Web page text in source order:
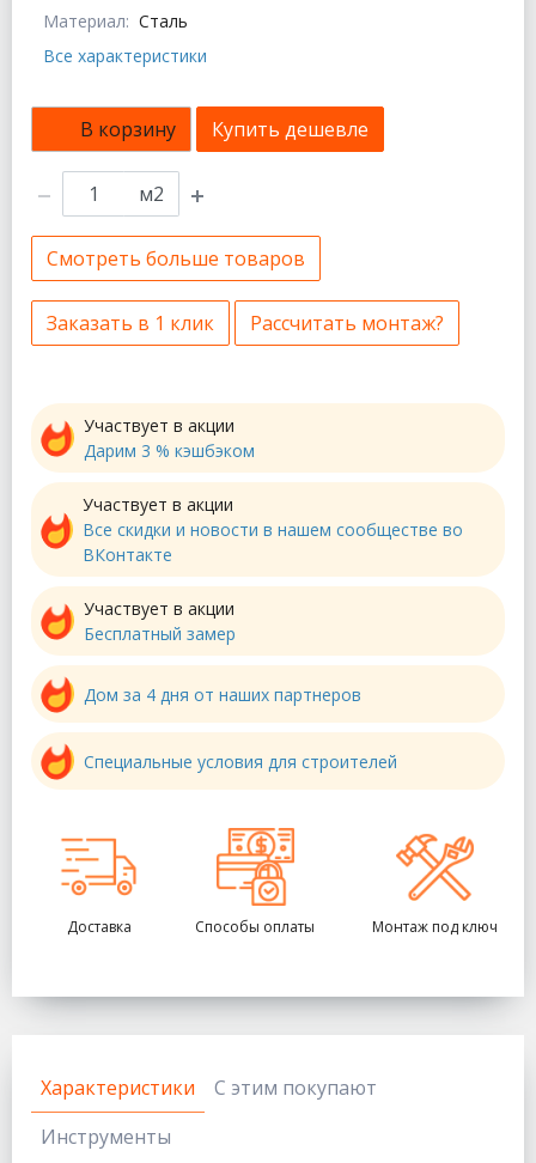
Материал: Сталь
Все характеристики
В корзину Купить дешевле
м2
Смотреть больше товаров
Заказать в 1 клик Рассчитать монтаж?
Участвует в акции
Дарим 3 % кэшбэком
Участвует в акции
Все скидки и новости в нашем сообществе во
ВКонтакте
Участвует в акции
Бесплатный замер
Дом за 4 дня от наших партнеров
Специальные условия для строителей
Доставка Способы оплаты Монтаж под ключ
Характеристики
С этим покупают
Инструменты